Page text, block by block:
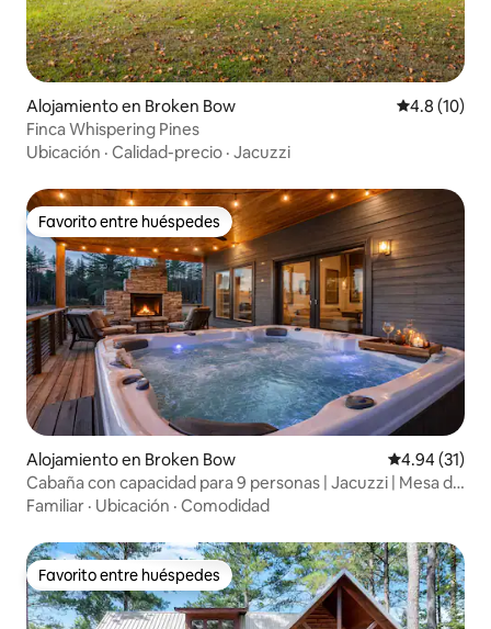
Alojamiento en Broken Bow Calificación
4.8 (10)
Finca Whispering Pines
Ubicación · Calidad-precio · Jacuzzi
Favorito entre huéspedes
Favorito entre huéspedes
Alojamiento en Broken Bow Calificación
4.94 (31)
Cabaña con capacidad para 9 personas | Jacuzzi | Mesa de
billar | Loft de juegos
Familiar · Ubicación · Comodidad
Favorito entre huéspedes
Favorito entre huéspedes